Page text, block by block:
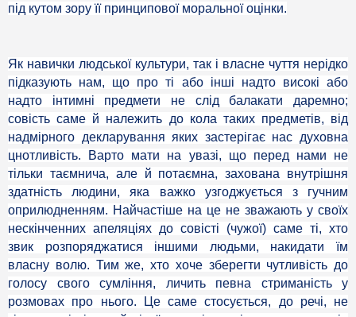
під кутом зору її принципової моральної оцінки.
Як навички людської культури, так і власне чуття нерідко
підказують нам, що про ті або інші надто високі або
надто інтимні предмети не слід балакати даремно;
совість саме й належить до кола таких предметів, від
надмірного декларування яких застерігає нас духовна
цнотливість. Варто мати на увазі, що перед нами не
тільки таємнича, але й потаємна, захована внутрішня
здатність людини, яка важко узгоджується з гучним
оприлюдненням. Найчастіше на це не зважають у своїх
нескінченних апеляціях до совісті (чужої) саме ті, хто
звик розпоряджатися іншими людьми, накидати їм
власну волю. Тим же, хто хоче зберегти чутливість до
голосу свого сумління, личить певна стриманість у
розмовах про нього. Це саме стосується, до речі, не